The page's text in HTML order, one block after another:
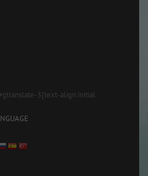
3{text-align:initial